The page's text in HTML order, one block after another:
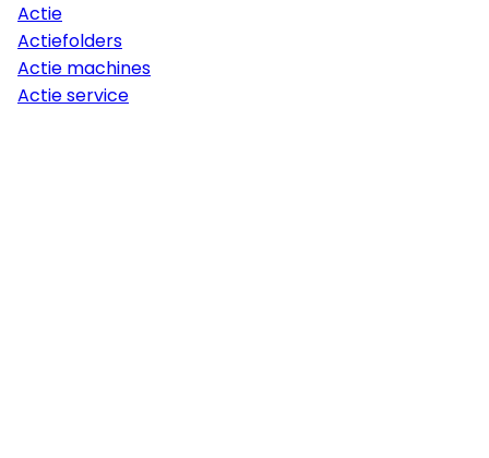
Actie
Actiefolders
Actie machines
Actie service